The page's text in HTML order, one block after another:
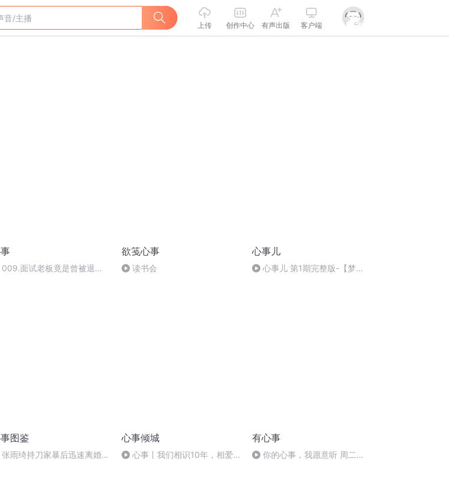
上传 创作中心 有声出版 客户端
009.面试老板竟是曾被退学
欲笺心事
读书会
心事儿
心事儿 第1期完整版-【梦境
图鉴
张雨绮持刀家暴后迅速离婚，
心事倾城
心事丨我们相识10年，相爱5
有心事
你的心事，我愿意听 周二：